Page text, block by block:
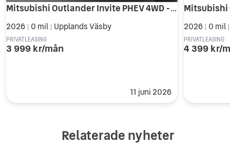
Mitsubishi Outlander Invite PHEV 4WD - PRIVATLEASING
2026 0 mil Upplands Väsby
PRIVATLEASING
3 999 kr/mån
11 juni 2026
2026 0 mil
PRIVATLEASING
4 399 kr/
Relaterade nyheter